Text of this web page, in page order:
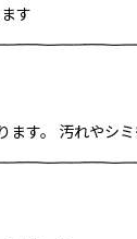
す
す。 汚れや